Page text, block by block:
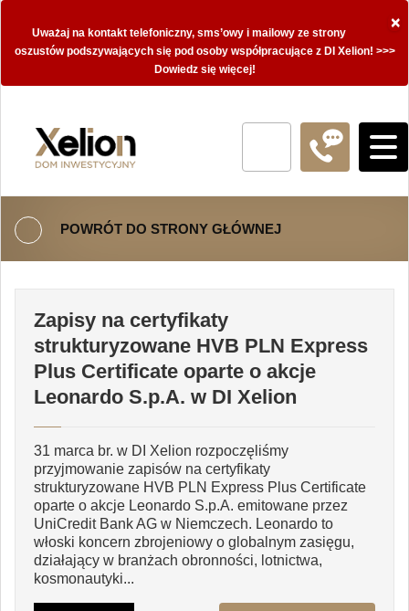
×
Uważaj na kontakt telefoniczny, sms’owy i mailowy ze strony
oszustów podszywających się pod osoby współpracujące z DI Xelion! >>>
Dowiedz się więcej!
POWRÓT DO STRONY GŁÓWNEJ
Zapisy na certyfikaty
strukturyzowane HVB PLN Express
Plus Certificate oparte o akcje
Leonardo S.p.A. w DI Xelion
31 marca br. w DI Xelion rozpoczęliśmy
przyjmowanie zapisów na certyfikaty
strukturyzowane HVB PLN Express Plus Certificate
oparte o akcje Leonardo S.p.A. emitowane przez
UniCredit Bank AG w Niemczech. Leonardo to
włoski koncern zbrojeniowy o globalnym zasięgu,
działający w branżach obronności, lotnictwa,
kosmonautyki...